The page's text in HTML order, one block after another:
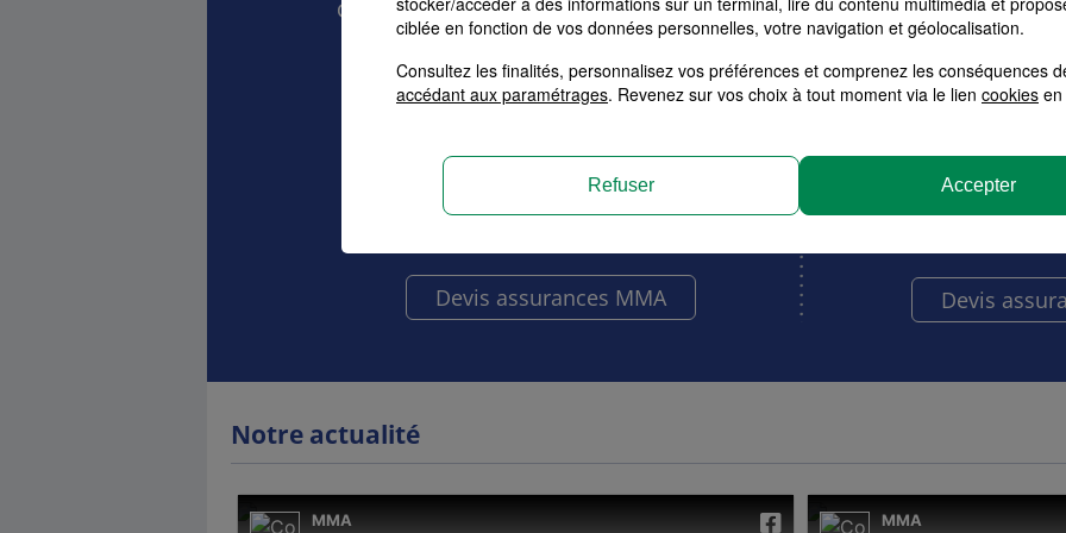
Comparez et choisissez la formule adaptée à
vos besoins.
Devis assurances MMA
Obtenez votre tarif
à votre
Devis
Notre actualité
ciblée en fonction de vos données personnelles, votre navigation et géolocalisation.
Consultez les finalités, personnalisez vos préférences et comprenez les conséquences
accédant aux paramétrages. Revenez sur vos choix à tout moment via le lien cookies
Refuser Accepter